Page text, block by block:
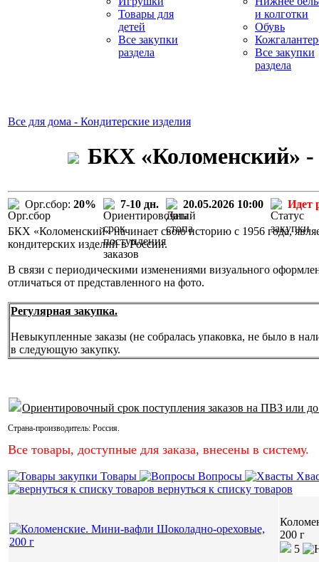
Товары для
детей
Все закупки
раздела
и колготки
Обувь
Все закупки
раздела
Все для дома - Кондитерские изделия
БКХ «Коломенский»
Орг.сбор: 20% 7-10 дн. 20.05.2026 10:00 Идет
БКХ «Коломенский» начинает свою историю с 1956 года,
кондитерских изделий в России.
В связи с периодическими изменениями визуального
отличаться от представленного на фото.
Регулярная закупка.
Невыкупленные заказы (не собралась упаковка, не было в
в следующую закупку.
Ориентировочный срок поступления заказов на ПВЗ или
Страна-производитель: Россия.
Все товары, доступные для заказа, внесены в систему.
Товары Вопросы
вернуться к списку товаров
200 г
5